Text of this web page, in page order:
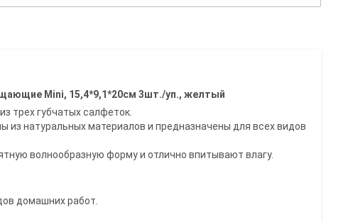
Мini, 15,4*9,1*20см 3шт./уп., желтый
трех губчатых салфеток.
из натуральных материалов и предназначены для всех видов
волнообразную форму и отлично впитывают влагу.
домашних работ.